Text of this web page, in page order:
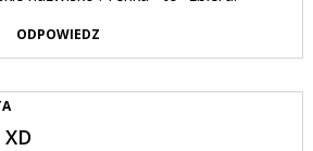
ODPOWIEDZ
XD